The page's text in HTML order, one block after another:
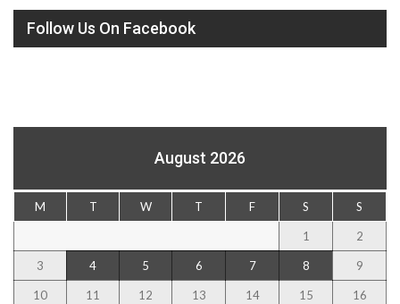
Follow Us On Facebook
August 2026
M T W T F S S
1 2
3 4 5 6 7 8 9
10 11 12 13 14 15 16